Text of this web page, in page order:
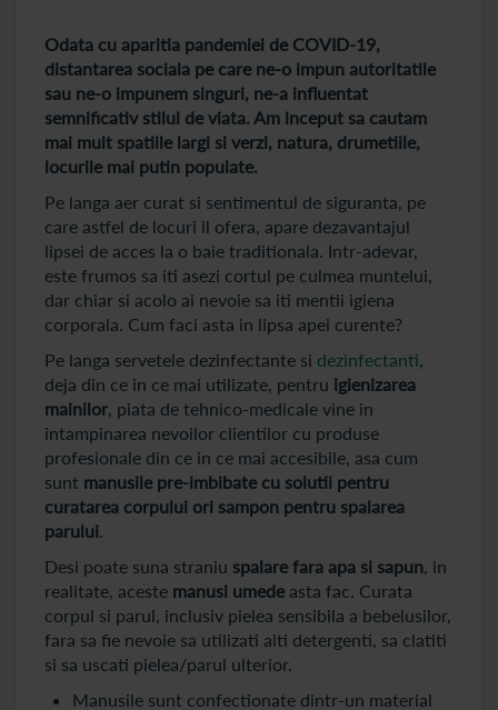
Odata cu aparitia pandemiei de COVID-19,
distantarea sociala pe care ne-o impun autoritatile
sau ne-o impunem singuri, ne-a influentat
semnificativ stilul de viata. Am inceput sa cautam
mai mult spatiile largi si verzi, natura, drumetiile,
locurile mai putin populate.
Pe langa aer curat si sentimentul de siguranta, pe
care astfel de locuri il ofera, apare dezavantajul
lipsei de acces la o baie traditionala. Intr-adevar,
este frumos sa iti asezi cortul pe culmea muntelui,
dar chiar si acolo ai nevoie sa iti mentii igiena
corporala. Cum faci asta in lipsa apei curente?
Pe langa servetele dezinfectante si dezinfectanti,
deja din ce in ce mai utilizate, pentru igienizarea
mainilor, piata de tehnico-medicale vine in
intampinarea nevoilor clientilor cu produse
profesionale din ce in ce mai accesibile, asa cum
sunt manusile pre-imbibate cu solutii pentru
curatarea corpului ori sampon pentru spalarea
parului.
Desi poate suna straniu spalare fara apa si sapun, in
realitate, aceste manusi umedeasta fac. Curata
corpul si parul, inclusiv pielea sensibila a bebelusilor,
fara sa fie nevoie sa utilizati alti detergenti, sa clatiti
si sa uscati pielea/parul ulterior.
Manusile sunt confectionate dintr-un material